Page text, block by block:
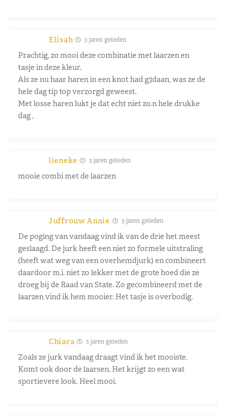
Elisah 3 jaren geleden
Prachtig, zo mooi deze combinatie met laarzen en
tasje in deze kleur.
Als ze nu haar haren in een knot had g3daan, was ze de
hele dag tip top verzorgd geweest.
Met losse haren lukt je dat echt niet zo.n hele drukke
dag ,
lieneke 3 jaren geleden
mooie combi met de laarzen
Juffrouw Annie 3 jaren geleden
De poging van vandaag vind ik van de drie het meest
geslaagd. De jurk heeft een niet zo formele uitstraling
(heeft wat weg van een overhemdjurk) en combineert
daardoor m.i. niet zo lekker met de grote hoed die ze
droeg bij de Raad van State. Zo gecombineerd met de
laarzen vind ik hem mooier. Het tasje is overbodig.
Chiara 3 jaren geleden
Zoals ze jurk vandaag draagt vind ik het mooiste.
Komt ook door de laarsen. Het krijgt zo een wat
sportievere look. Heel mooi.